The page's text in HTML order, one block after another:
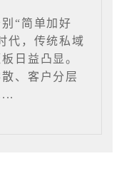
“简单加好
代，传统私域
日益凸显。
、客户分层